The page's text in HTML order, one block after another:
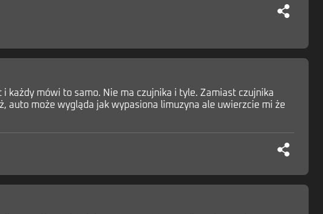
każdy mówi to samo. Nie ma czujnika i tyle. Zamiast czujnika
auto może wygląda jak wypasiona limuzyna ale uwierzcie mi że